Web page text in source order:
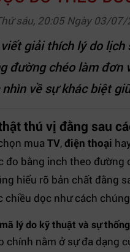
sáu, 20:05 Ngày 03/07/
giải thích lý do
đường chéo làm đơn
nhìn về sự khác biệt
thú vị đằng sau
mua TV,điện thoại
đo bằng inch theo đường
hiểu rõ bản chất đằng
chiều dọc như cách
lý do kỹ thuật và sự
chính nằm ở sự đa dạng